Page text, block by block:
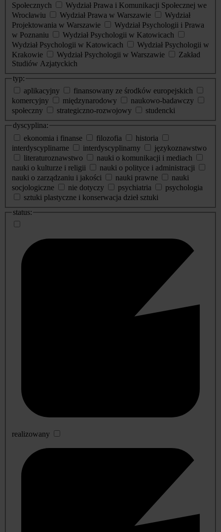
Społecznych
Wydział Prawa i Komunikacji Społecznej we
Wrocławiu
Wydział Prawa w Warszawie
Wydział
Projektowania w Warszawie
Wydział Psychologii i Prawa
w Poznaniu
Wydział Psychologii w Katowicach
Wydział Psychologii w Katowicach
Wydział Psychologii w
Krakowie
Wydział Psychologii w Warszawie
Zakład
Studiów Azjatyckich
typ:
aplikacyjny
finansowany ze środków europejskich
komercyjny
międzynarodowy
naukowo-badawczy
społeczny
strategiczno-rozwojowy
studencki
dyscyplina:
ekonomia i finanse
filozofia
historia
interdyscyplinarne
interdyscyplinarny
językoznawstwo
literaturoznawstwo
nauki o komunikacji i mediach
nauki o kulturze i religii
nauki o polityce i administracji
nauki o zarządzaniu i jakości
nauki prawne
nauki
socjologiczne
nie dotyczy psychiatria
psychologia
sztuki plastyczne i konserwacja dzieł sztuki
status:
realizowany